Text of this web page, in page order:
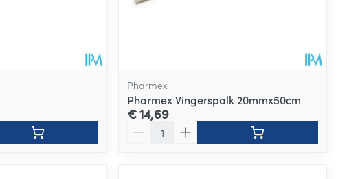
Pharmex
Pharmex Vingerspalk 20mmx50cm
€ 14,69